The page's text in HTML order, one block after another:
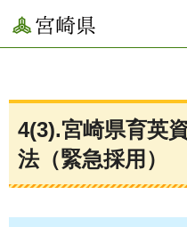
宮崎県
4(3).宮崎県育英
法（緊急採用）